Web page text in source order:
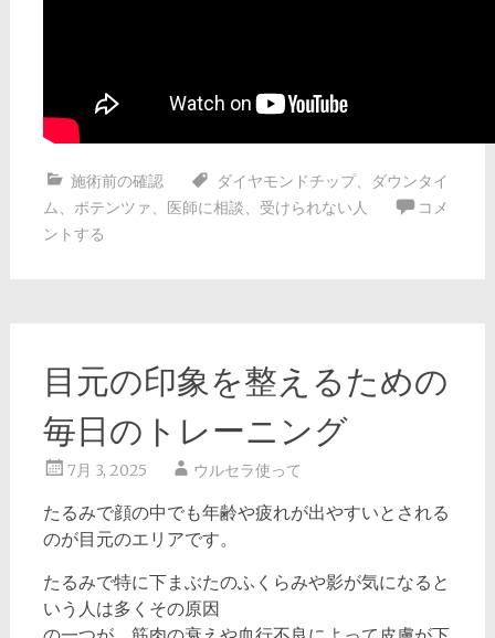
施術前の確認 ダイヤモンドチップ、
ダウンタイ
ム、 ポテンツァ、 医師に相談、 受けられない人
コメ
ントする
目元の印象を整えるための
毎日のトレーニング
7月 3, 2025 ウルセラ使って
たるみで顔の中でも年齢や疲れが出やすいとされる
のが目元のエリアです。
たるみで特に下まぶたのふくらみや影が気になると
いう人は多くその原因